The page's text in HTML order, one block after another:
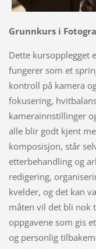
Grunnkurs i
Dette kursopplegget
fungerer som et
kontroll på kamera
fokusering,
kamerainnstillinger
alle blir godt kjent
komposisjon, står
etterbehandling og
redigering,
kvelder, og det kan
måten vil det bli nok
oppgavene som gis
og personlig